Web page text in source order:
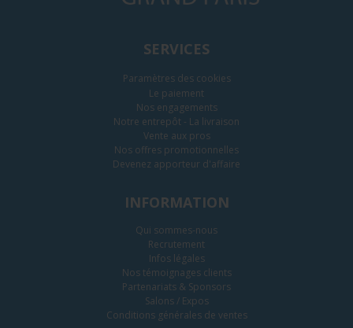
SERVICES
Paramètres des cookies
Le paiement
Nos engagements
Notre entrepôt - La livraison
Vente aux pros
Nos offres promotionnelles
Devenez apporteur d'affaire
INFORMATION
Qui sommes-nous
Recrutement
Infos légales
Nos témoignages clients
Partenariats & Sponsors
Salons / Expos
Conditions générales de ventes